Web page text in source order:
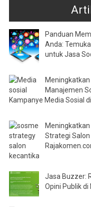
Panduan
Anda:
untuk Jasa
Manajemen
Kampanye Media Sosial
Strategi
Jasa Buzzer:
Opini Publik di